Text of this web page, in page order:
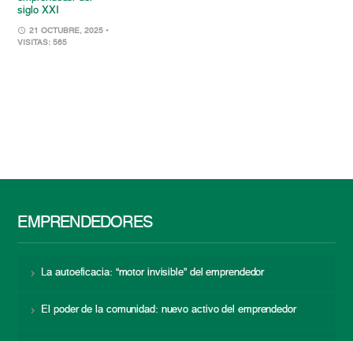
siglo XXI
21 OCTUBRE, 2025 •
VISITAS: 565
EMPRENDEDORES
La autoeficacia: “motor invisible” del emprendedor
El poder de la comunidad: nuevo activo del emprendedor